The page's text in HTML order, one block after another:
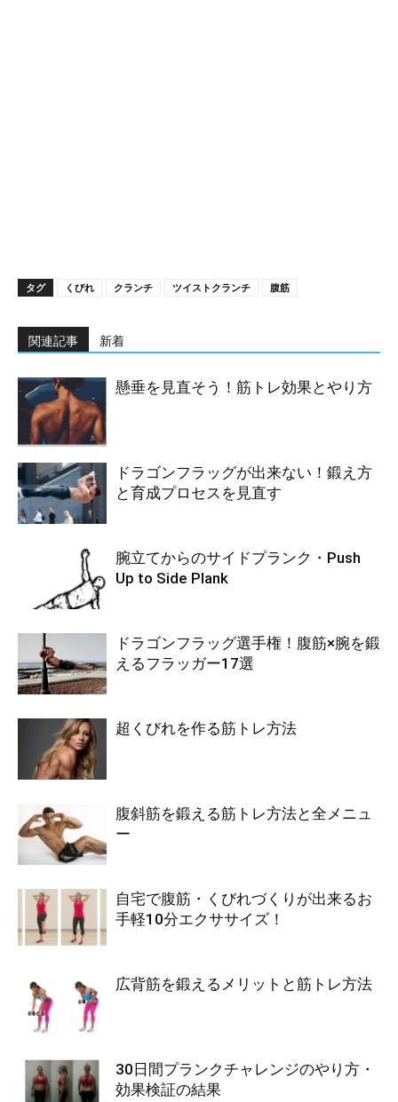
タグ くびれ クランチ ツイストクランチ 腹筋
関連記事 新着
懸垂を見直そう！筋トレ効果とやり方
ドラゴンフラッグが出来ない！鍛え方
と育成プロセスを見直す
腕立てからのサイドプランク・Push
Up to Side Plank
ドラゴンフラッグ選手権！腹筋×腕を鍛
えるフラッガー17選
超くびれを作る筋トレ方法
腹斜筋を鍛える筋トレ方法と全メニュ
ー
自宅で腹筋・くびれづくりが出来るお
手軽10分エクササイズ！
広背筋を鍛えるメリットと筋トレ方法
30日間プランクチャレンジのやり方・
効果検証の結果